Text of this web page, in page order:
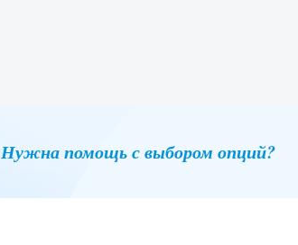
Нужна помощь с выбором опций?